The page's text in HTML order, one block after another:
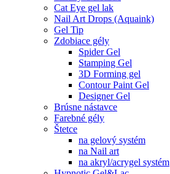
Cat Eye gel lak
Nail Art Drops (Aquaink)
Gel Tip
Zdobiace gély
Spider Gel
Stamping Gel
3D Forming gel
Contour Paint Gel
Designer Gel
Brúsne nástavce
Farebné gély
Štetce
na gelový systém
na Nail art
na akryl/acrygel systém